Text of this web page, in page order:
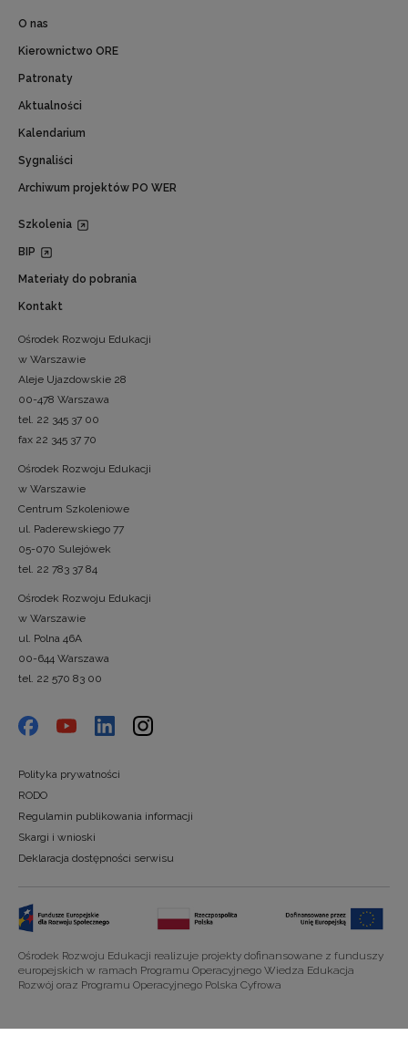
O nas
Kierownictwo ORE
Patronaty
Aktualności
Kalendarium
Sygnaliści
Archiwum projektów PO WER
Szkolenia
BIP
Materiały do pobrania
Kontakt
Ośrodek Rozwoju Edukacji
w Warszawie
Aleje Ujazdowskie 28
00-478 Warszawa
tel. 22 345 37 00
fax 22 345 37 70
Ośrodek Rozwoju Edukacji
w Warszawie
Centrum Szkoleniowe
ul. Paderewskiego 77
05-070 Sulejówek
tel. 22 783 37 84
Ośrodek Rozwoju Edukacji
w Warszawie
ul. Polna 46A
00-644 Warszawa
tel. 22 570 83 00
Polityka prywatności
RODO
Regulamin publikowania informacji
Skargi i wnioski
Deklaracja dostępności serwisu
Ośrodek Rozwoju Edukacji realizuje projekty dofinansowane z funduszy
europejskich w ramach Programu Operacyjnego Wiedza Edukacja
Rozwój oraz Programu Operacyjnego Polska Cyfrowa